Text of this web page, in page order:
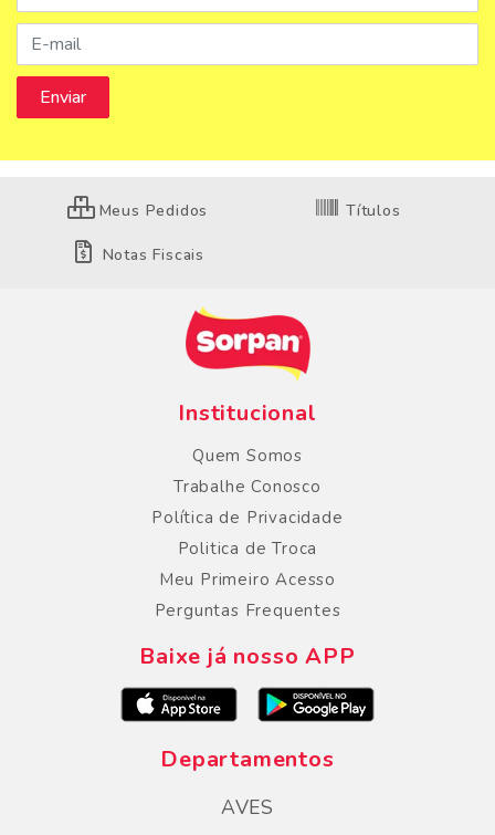
Meus Pedidos Títulos
Notas Fiscais
Institucional
Quem Somos
Trabalhe Conosco
Política de Privacidade
Politica de Troca
Meu Primeiro Acesso
Perguntas Frequentes
Baixe já nosso APP
Departamentos
AVES